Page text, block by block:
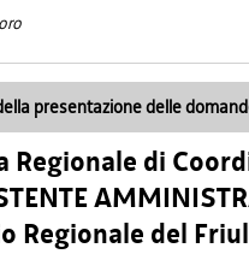
presentazione delle
Regionale di
Regionale del